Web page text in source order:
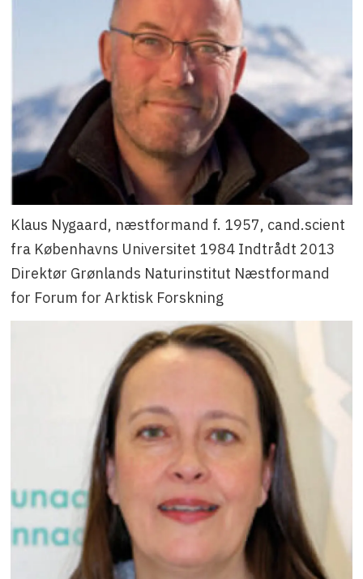
Klaus Nygaard, næstformand f. 1957, cand.scient
fra Københavns Universitet 1984 Indtrådt 2013
Direktør Grønlands Naturinstitut Næstformand
for Forum for Arktisk Forskning